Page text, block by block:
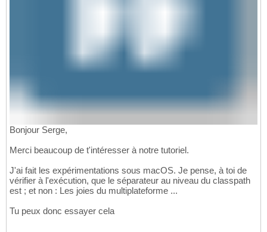
Bonjour Serge,
Merci beaucoup de t'intéresser à notre tutoriel.
J'ai fait les expérimentations sous macOS. Je pense, à toi de
vérifier à l'exécution, que le séparateur au niveau du classpath
est ; et non : Les joies du multiplateforme ...
Tu peux donc essayer cela